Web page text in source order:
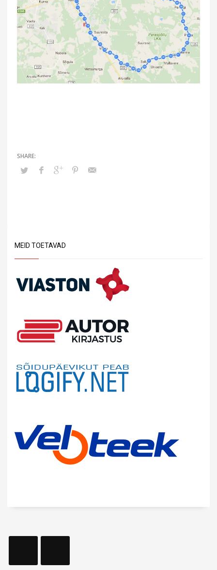
MEID TOETAVAD